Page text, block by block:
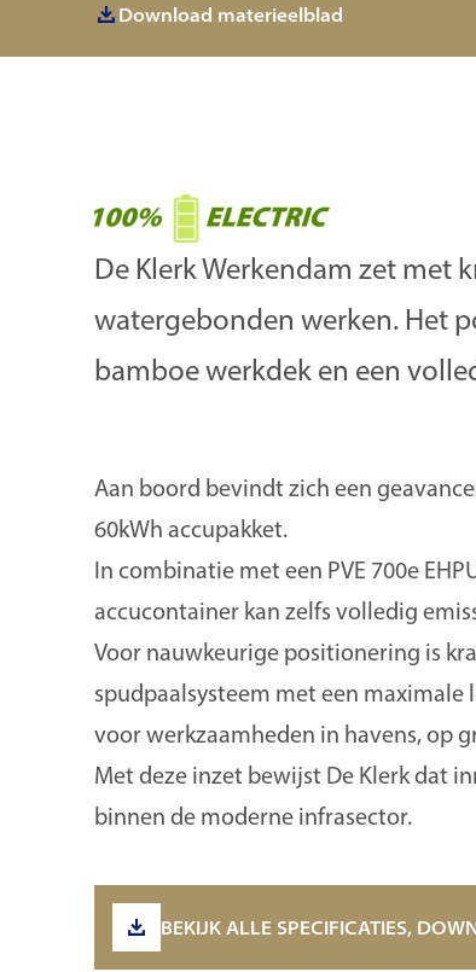
Download materieelblad
De Klerk Werkendam zet met
watergebonden werken. Het
bamboe werkdek en een
Aan boord bevindt zich een
60kWh accupakket.
In combinatie met een PVE 700e
accucontainer kan zelfs volledig
Voor nauwkeurige positionering is
spudpaalsysteem met een
voor werkzaamheden in havens, op
Met deze inzet bewijst De Klerk dat
binnen de moderne infrasector.
BEKIJK ALLE SPECIFICATIES,